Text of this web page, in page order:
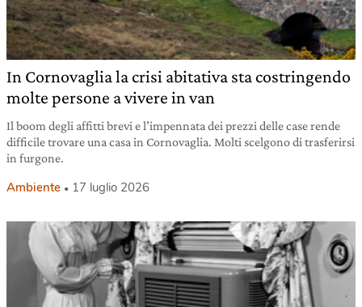
In Cornovaglia la crisi abitativa sta costringendo
molte persone a vivere in van
Il boom degli affitti brevi e l’impennata dei prezzi delle case rende
difficile trovare una casa in Cornovaglia. Molti scelgono di trasferirsi
in furgone.
Ambiente 17 luglio 2026